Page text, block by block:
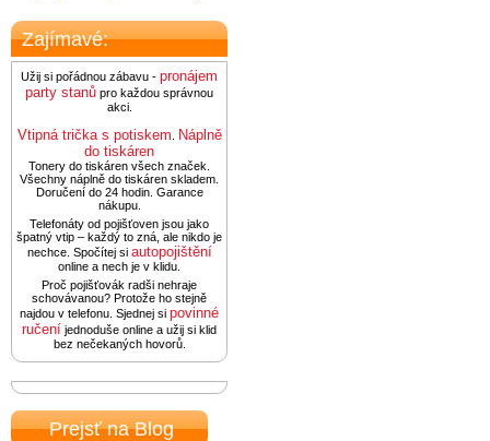
Zajímavé:
Užij si pořádnou zábavu - pronájem
party stanů pro každou správnou
akci.
Vtipná trička s potiskem Náplně
do tiskáren
Tonery do tiskáren všech značek.
Všechny náplně do tiskáren skladem.
Doručení do 24 hodin. Garance
nákupu.
Telefonáty od pojišťoven jsou jako
špatný vtip – každý to zná, ale nikdo je
nechce. Spočítej si autopojištění
online a nech je v klidu.
Proč pojišťovák radši nehraje
schovávanou? Protože ho stejně
najdou v telefonu. Sjednej si povinné
ručení jednoduše online a užij si klid
bez nečekaných hovorů.
Prejsť na Blog